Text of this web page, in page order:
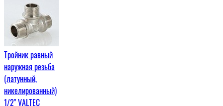
Тройник равный
наружная резьба
(латунный,
никелированный)
1/2" VALTEC